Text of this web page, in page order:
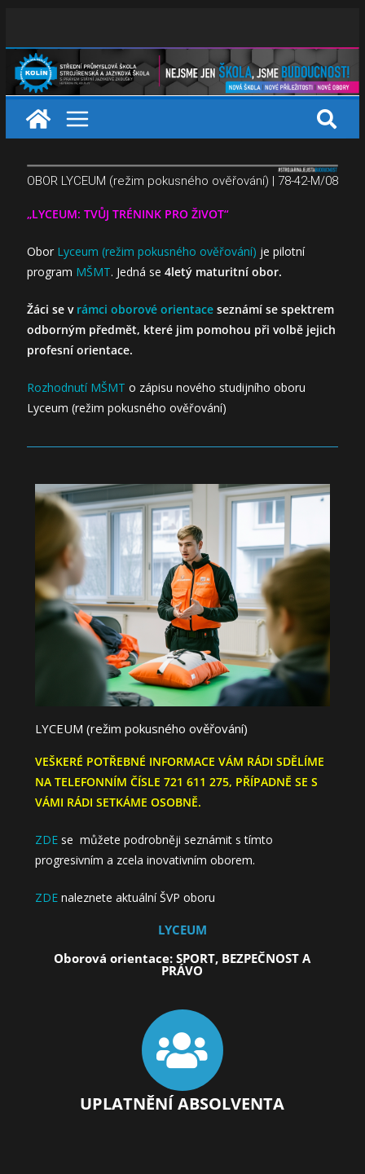
OBOR LYCEUM (režim pokusného ověřování) | 78-42-M/08
„LYCEUM: TVŮJ TRÉNINK PRO ŽIVOT“
Obor Lyceum (režim pokusného ověřování) je pilotní
program MŠMT. Jedná se 4letý maturitní obor.
Žáci se v rámci oborové orientace seznámí se spektrem
odborným předmět, které jim pomohou při volbě jejich
profesní orientace.
Rozhodnutí MŠMT o zápisu nového studijního oboru
Lyceum (režim pokusného ověřování)
LYCEUM (režim pokusného ověřování)
VEŠKERÉ POTŘEBNÉ INFORMACE VÁM RÁDI SDĚLÍME
NA TELEFONNÍM ČÍSLE 721 611 275, PŘÍPADNĚ SE S
VÁMI RÁDI SETKÁME OSOBNĚ.
ZDEse můžete podrobněji seznámit s tímto
progresivním a zcela inovativním oborem.
ZDEnaleznete aktuální ŠVP oboru
LYCEUM
Oborová orientace: SPORT, BEZPEČNOST A
PRÁVO
UPLATNĚNÍ ABSOLVENTA